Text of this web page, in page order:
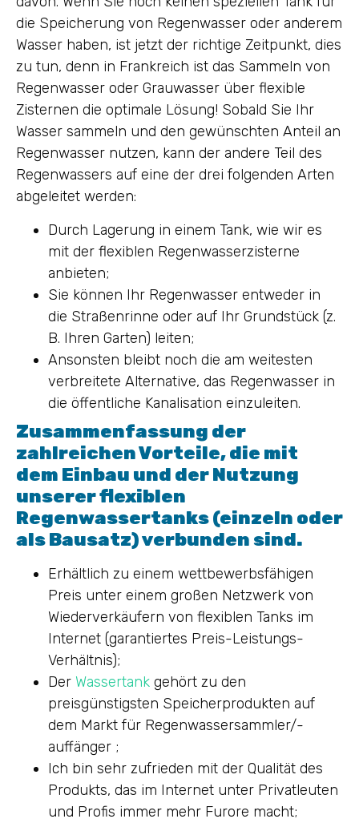
die Speicherung von Regenwasser oder anderem
Wasser haben, ist jetzt der richtige Zeitpunkt, dies
zu tun, denn in Frankreich ist das Sammeln von
Regenwasser oder Grauwasser über flexible
Zisternen die optimale Lösung! Sobald Sie Ihr
Wasser sammeln und den gewünschten Anteil an
Regenwasser nutzen, kann der andere Teil des
Regenwassers auf eine der drei folgenden Arten
abgeleitet werden:
Durch Lagerung in einem Tank, wie wir es
mit der flexiblen Regenwasserzisterne
anbieten;
Sie können Ihr Regenwasser entweder in
die Straßenrinne oder auf Ihr Grundstück (z.
B. Ihren Garten) leiten;
Ansonsten bleibt noch die am weitesten
verbreitete Alternative, das Regenwasser in
die öffentliche Kanalisation einzuleiten.
Zusammenfassung der
zahlreichen Vorteile, die mit
dem Einbau und der Nutzung
unserer flexiblen
Regenwassertanks (einzeln oder
als Bausatz) verbunden sind.
Erhältlich zu einem wettbewerbsfähigen
Preis unter einem großen Netzwerk von
Wiederverkäufern von flexiblen Tanks im
Internet (garantiertes Preis-Leistungs-
Verhältnis);
Der Wassertank gehört zu den
preisgünstigsten Speicherprodukten auf
dem Markt für Regenwassersammler/-
auffänger ;
Ich bin sehr zufrieden mit der Qualität des
Produkts, das im Internet unter Privatleuten
und Profis immer mehr Furore macht;